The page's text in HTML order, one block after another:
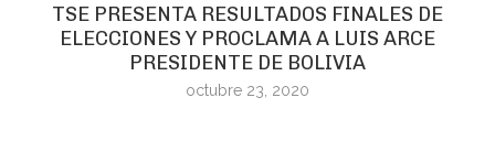
TSE PRESENTA RESULTADOS FINALES DE
ELECCIONES Y PROCLAMA A LUIS ARCE
PRESIDENTE DE BOLIVIA
octubre 23, 2020